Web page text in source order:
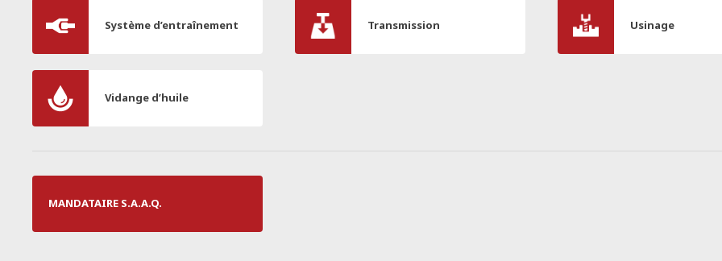
Système d’entraînement Transmission Usinage
Vidange d’huile
MANDATAIRE S.A.A.Q.